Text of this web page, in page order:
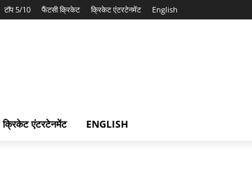
टॉप 5/10 फैंटसी क्रिकेट क्रिकेट एंटरटेनमेंट English
क्रिकेट एंटरटेनमेंट ENGLISH